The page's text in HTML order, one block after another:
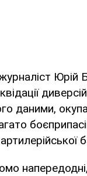
Юрій
даними,
напередодні,